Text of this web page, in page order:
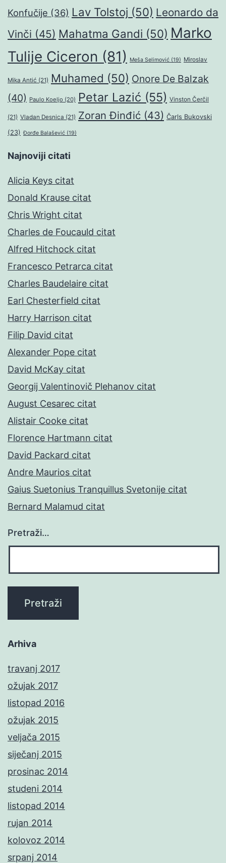
Konfučije (36) Lav Tolstoj (50) Leonardo da
Vinči (45) Mahatma Gandi (50) Marko
Tulije Ciceron (81) Meša Selimović (19) Miroslav
Mika Antić (21) Muhamed (50) Onore De Balzak
(40) Paulo Koeljo (20) Petar Lazić (55) Vinston Čerčil
(21) Vladan Desnica (21) Zoran Đinđić (43) Čarls Bukovski
(23) Đorđe Balašević (19)
Najnoviji citati
Alicia Keys citat
Donald Krause citat
Chris Wright citat
Charles de Foucauld citat
Alfred Hitchock citat
Francesco Petrarca citat
Charles Baudelaire citat
Earl Chesterfield citat
Harry Harrison citat
Filip David citat
Alexander Pope citat
David McKay citat
Georgij Valentinovič Plehanov citat
August Cesarec citat
Alistair Cooke citat
Florence Hartmann citat
David Packard citat
Andre Maurios citat
Gaius Suetonius Tranquillus Svetonije citat
Bernard Malamud citat
Pretraži…
Arhiva
travanj 2017
ožujak 2017
listopad 2016
ožujak 2015
veljača 2015
siječanj 2015
prosinac 2014
studeni 2014
listopad 2014
rujan 2014
kolovoz 2014
srpanj 2014